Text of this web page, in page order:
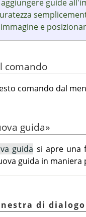
guide
e
comando
comando dal
guida»
guida si apre una
guida in
di dialogo